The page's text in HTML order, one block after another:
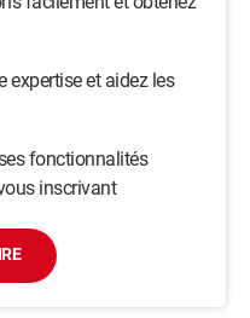
expertise et aidez les
fonctionnalités
inscrivant